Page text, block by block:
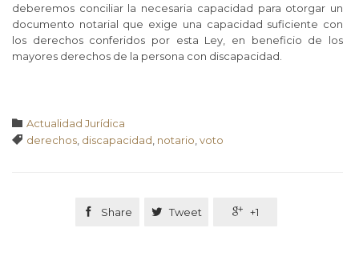
deberemos conciliar la necesaria capacidad para otorgar un
documento notarial que exige una capacidad suficiente con
los derechos conferidos por esta Ley, en beneficio de los
mayores derechos de la persona con discapacidad.
 Categoría
Actualidad Jurídica
 Tags
derechos, discapacidad, notario,voto
 Share  Tweet  +1